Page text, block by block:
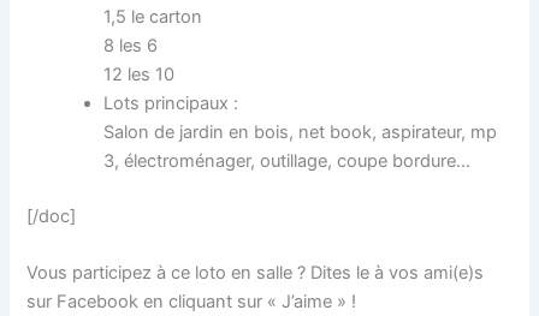
1,5 le carton
8 les 6
12 les 10
Lots principaux :
Salon de jardin en bois, net book, aspirateur, mp
3, électroménager, outillage, coupe bordure…
[/doc]
Vous participez à ce loto en salle ? Dites le à vos ami(e)s
sur Facebook en cliquant sur « J’aime » !